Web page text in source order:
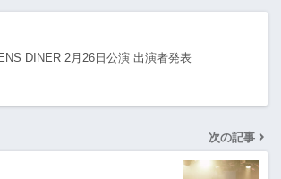
DINER 2月26日公演 出演者発表
次の記事